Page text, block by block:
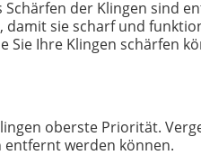
der Klingen sind
sie scharf und
Sie Ihre Klingen schärfen
oberste Priorität.
werden können.